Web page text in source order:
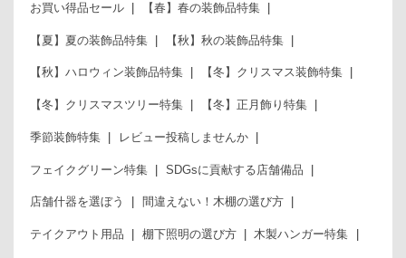
お買い得品セール 【春】春の装飾品特集
【夏】夏の装飾品特集 【秋】秋の装飾品特集
【秋】ハロウィン装飾品特集 【冬】クリスマス装飾特集
【冬】クリスマスツリー特集 【冬】正月飾り特集
季節装飾特集 レビュー投稿しませんか
フェイクグリーン特集 SDGsに貢献する店舗備品
店舗什器を選ぼう 間違えない！木棚の選び方
テイクアウト用品 棚下照明の選び方 木製ハンガー特集